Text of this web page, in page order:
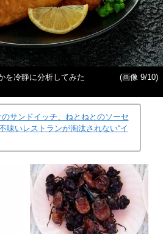
を冷静に分析してみた
(画像 9/10)
のサンドイッチ、ねとねとのソーセ
味いレストランが淘汰されない“イ